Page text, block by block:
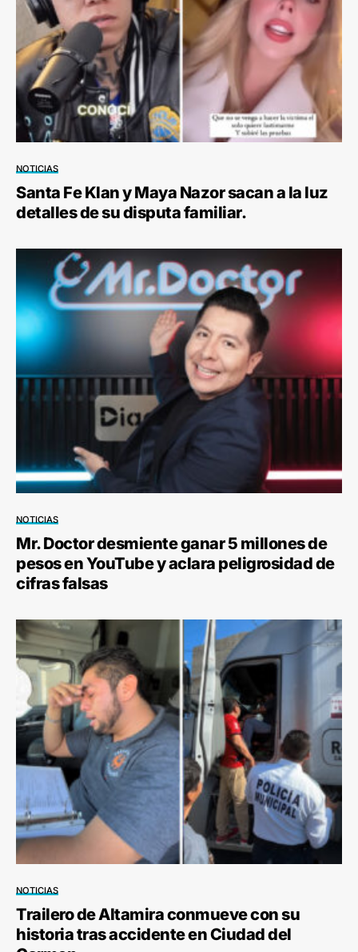
NOTICIAS
Santa Fe Klan y Maya Nazor sacan a la luz
detalles de su disputa familiar.
NOTICIAS
Mr. Doctor desmiente ganar 5 millones de
pesos en YouTube y aclara peligrosidad de
cifras falsas
NOTICIAS
Trailero de Altamira conmueve con su
historia tras accidente en Ciudad del